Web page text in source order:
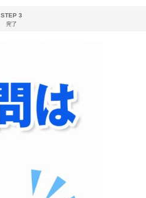
STEP 3
完了